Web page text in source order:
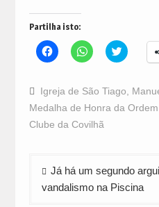
Partilha isto:
Click
to
Facebook
(Opens
in
new
window)
Click
to
WhatsApp
(Opens
in
new
window)
Click
to
Twitter
(Opens
in
new
Igreja de São Tiago
Medalha de Honra da
Clube da Covilhã
Navegação
de
Já há um segundo
vandalismo na Piscina